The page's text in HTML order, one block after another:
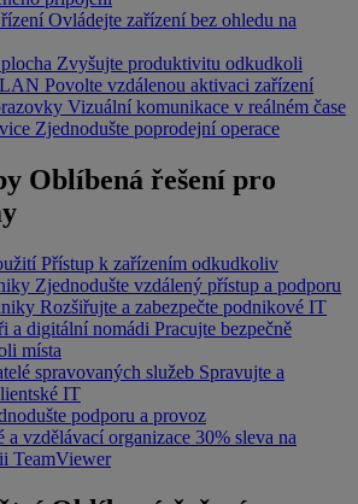
Ovládejte zařízení bez ohledu na
Zvyšujte produktivitu odkudkoli
Povolte vzdálenou aktivaci zařízení
Vizuální komunikace v reálném čase
Zjednodušte poprodejní operace
Oblíbená řešení pro
Přístup k zařízením odkudkoliv
Zjednodušte vzdálený přístup a podporu
Rozšiřujte a zabezpečte podnikové IT
a digitální nomádi Pracujte bezpečně
místa
spravovaných služeb Spravujte a
IT
podporu a provoz
a vzdělávací organizace 30% sleva na
TeamViewer